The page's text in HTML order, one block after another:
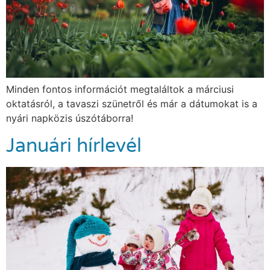
Minden fontos információt megtaláltok a márciusi
oktatásról, a tavaszi szünetről és már a dátumokat is a
nyári napközis úszótáborra!
Januári hírlevél